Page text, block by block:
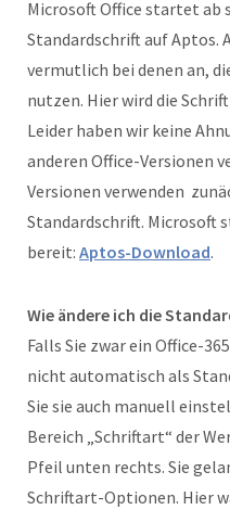
Microsoft Office startet ab
Standardschrift auf Aptos.
vermutlich bei denen an,
nutzen. Hier wird die
Leider haben wir keine
anderen Office-Versionen
Versionen verwenden
Standardschrift. Microsoft
bereit: Aptos-Download.
Wie ändere ich die
Falls Sie zwar ein Office-
nicht automatisch als
Sie sie auch manuell
Bereich „Schriftart“ der
Pfeil unten rechts. Sie
Schriftart-Optionen. Hier